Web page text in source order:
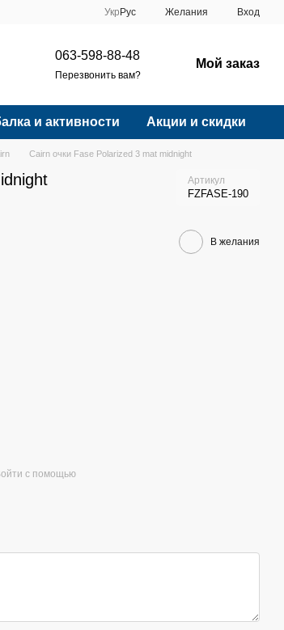
Укр Рус Желания Вход
063-598-88-48
Перезвонить вам?
Мой заказ
и активности Акции и скидки
Cairn очки Fase Polarized 3 mat midnight
Артикул
FZFASE-190
В желания
с помощью